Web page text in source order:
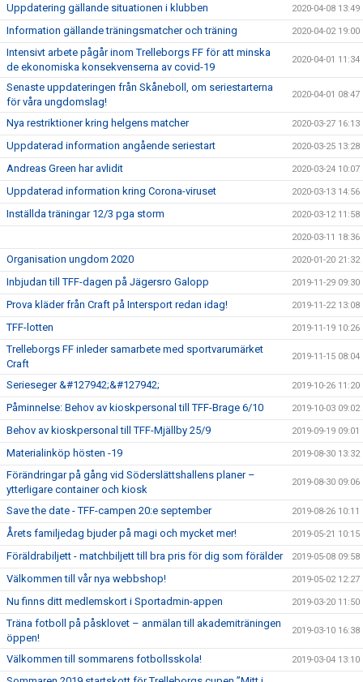
Uppdatering gällande situationen i klubben 2020-04-08 13:49
Information gällande träningsmatcher och träning 2020-04-02 19:00
Intensivt arbete pågår inom Trelleborgs FF för att minska
de ekonomiska konsekvenserna av covid-19
2020-04-01 11:34
Senaste uppdateringen från Skåneboll, om seriestarterna
för våra ungdomslag!
2020-04-01 08:47
Nya restriktioner kring helgens matcher 2020-03-27 16:13
Uppdaterad information angående seriestart 2020-03-25 13:28
Andreas Green har avlidit 2020-03-24 10:07
Uppdaterad information kring Corona-viruset 2020-03-13 14:56
Inställda träningar 12/3 pga storm 2020-03-12 11:58
2020-03-11 18:36
Organisation ungdom 2020 2020-01-20 21:32
Inbjudan till TFF-dagen på Jägersro Galopp 2019-11-29 09:30
Prova kläder från Craft på Intersport redan idag! 2019-11-22 13:08
TFF-lotten 2019-11-19 10:26
Trelleborgs FF inleder samarbete med sportvarumärket
Craft
2019-11-15 08:04
Serieseger &#127942;&#127942; 2019-10-26 11:20
Påminnelse: Behov av kioskpersonal till TFF-Brage 6/10 2019-10-03 09:02
Behov av kioskpersonal till TFF-Mjällby 25/9 2019-09-19 09:01
Materialinköp hösten -19 2019-08-30 13:32
Förändringar på gång vid Söderslättshallens planer –
ytterligare container och kiosk
2019-08-30 09:06
Save the date - TFF-campen 20:e september 2019-08-26 10:11
Årets familjedag bjuder på magi och mycket mer! 2019-05-21 10:15
Föräldrabiljett - matchbiljett till bra pris för dig som förälder 2019-05-08 09:58
Välkommen till vår nya webbshop! 2019-05-02 12:27
Nu finns ditt medlemskort i Sportadmin-appen 2019-03-20 11:50
Träna fotboll på påsklovet – anmälan till akademiträningen
öppen!
2019-03-10 16:38
Välkommen till sommarens fotbollsskola! 2019-03-04 13:10